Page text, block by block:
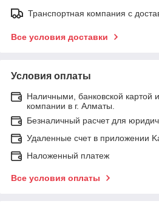
Транспортная компания с
Все условия доставки
Условия оплаты
Наличными, банковской картой
компании в г. Алматы.
Безналичный расчет для
Удаленные счет в приложении
Наложенный платеж
Все условия оплаты